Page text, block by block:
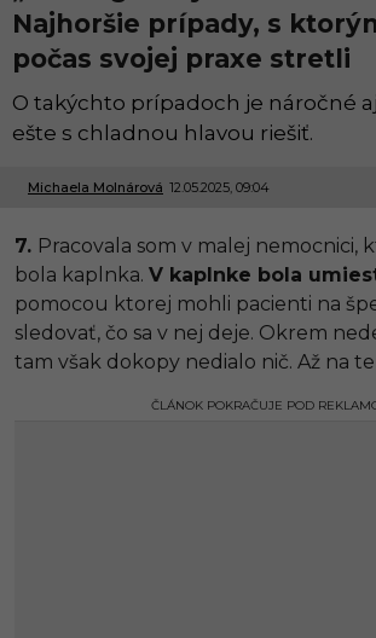
Najhoršie prípady, s
počas svojej praxe stretli
O takýchto prípadoch je náročné
ešte s chladnou hlavou riešiť.
Michaela Molnárová 12.05.2025, 09:04
1
0
5
.
2
2
5
1
7. Pracovala som v malej nemocnici,
bola kaplnka. V kaplnke bola
pomocou ktorej mohli pacienti na
sledovať, čo sa v nej deje. Okrem
tam však dokopy nedialo nič. Až na
ČLÁNOK POKRAČUJE POD